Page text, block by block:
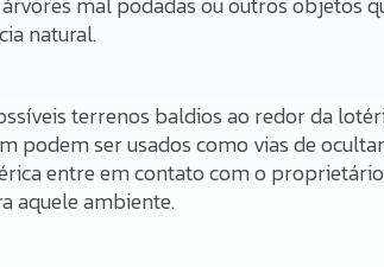
natural.
terrenos baldios ao redor da
podem ser usados como vias de
entre em contato com o
aquele ambiente.